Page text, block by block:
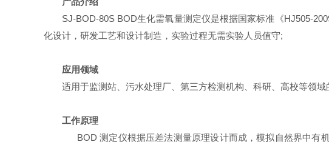
SJ-BOD-80S BOD生化需氧量测定仪是根据国家标准《HJ505-
化设计，研发工艺和设计制造，实验过程无需实验人员值守;
应用领域
适用于监测站、污水处理厂、第三方检测机构、科研、高校等领域
工作原理
BOD 测定仪根据压差法测量原理设计而成，模拟自然界中有